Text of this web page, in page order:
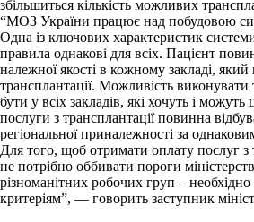
збільшиться кількість можливих
“МОЗ України працює над побудовою
Одна із ключових характеристик
правила однакові для всіх. Пацієнт
належної якості в кожному закладі, який
трансплантації. Можливість виконувати
бути у всіх закладів, які хочуть і
послуги з трансплантації повинна
регіональної приналежності за
Для того, щоб отримати оплату послуг з
не потрібно оббивати пороги
різноманітних робочих груп – необхідно
критеріям”, — говорить заступник